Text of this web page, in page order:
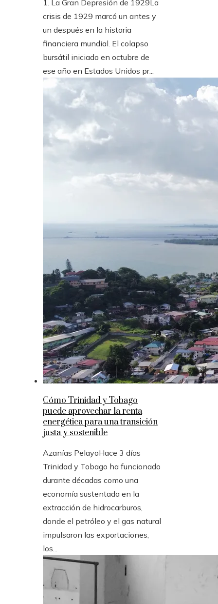
1. La Gran Depresión de 1929La
crisis de 1929 marcó un antes y
un después en la historia
financiera mundial. El colapso
bursátil iniciado en octubre de
ese año en Estados Unidos pr...
Cómo Trinidad y Tobago
puede aprovechar la renta
energética para una transición
justa y sostenible
Azanías PelayoHace 3 días
Trinidad y Tobago ha funcionado
durante décadas como una
economía sustentada en la
extracción de hidrocarburos,
donde el petróleo y el gas natural
impulsaron las exportaciones,
los...